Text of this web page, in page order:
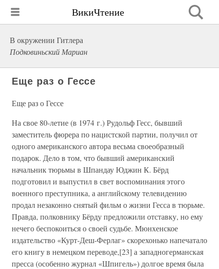
ВикиЧтение
В окружении Гитлера
Подковиньский Мариан
Еще раз о Гессе
Еще раз о Гессе
На свое 80-летие (в 1974 г.) Рудольф Гесс, бывший
заместитель фюрера по нацистской партии, получил от
одного американского автора весьма своеобразный
подарок. Дело в том, что бывший американский
начальник тюрьмы в Шпандау Юджин К. Бёрд
подготовил и выпустил в свет воспоминания этого
военного преступника, а английскому телевидению
продал незаконно снятый фильм о жизни Гесса в тюрьме.
Правда, полковнику Бёрду предложили отставку, но ему
нечего беспокоиться о своей судьбе. Мюнхенское
издательство «Курт-Деш-Ферлаг» скорехонько напечатало
его книгу в немецком переводе,[23] а западногерманская
пресса (особенно журнал «Шпигель») долгое время была